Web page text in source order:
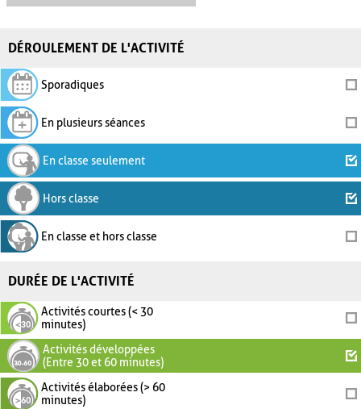
DÉROULEMENT DE L'ACTIVITÉ
Sporadiques
En plusieurs séances
En classe seulement
Hors classe
En classe et hors classe
DURÉE DE L'ACTIVITÉ
Activités courtes (< 30
minutes)
Activités développées
(Entre 30 et 60 minutes)
Activités élaborées (> 60
minutes)